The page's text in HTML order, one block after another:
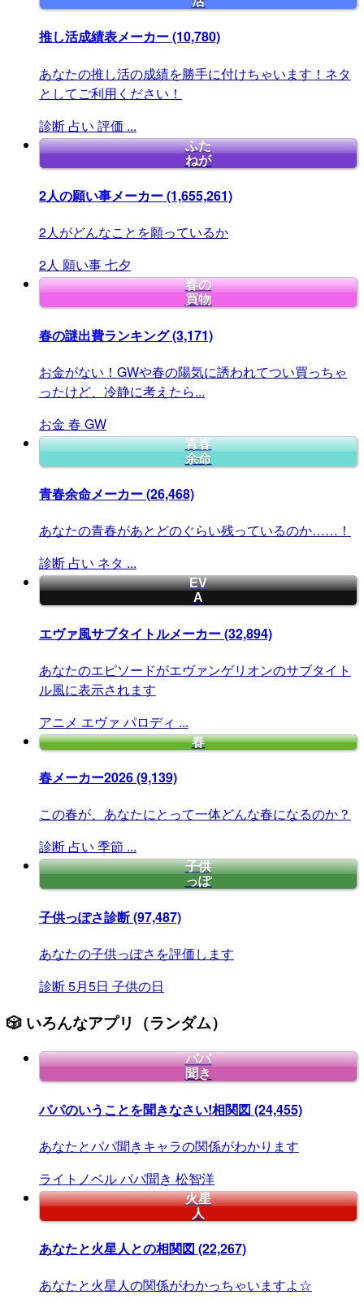
推し活成績表メーカー(10,780)
あなたの推し活の成績を勝手に付けちゃいます！ネタ
としてご利用ください！
診断 占い 評価 ...
ふた
ねが
2人の願い事メーカー(1,655,261)
2人がどんなことを願っているか
2人 願い事七夕
春の
買物
春の謎出費ランキング(3,171)
お金がない！GWや春の陽気に誘われてつい買っちゃ
ったけど、冷静に考えたら...
お金 春 GW
青春
余命
青春余命メーカー(26,468)
あなたの青春があとどのぐらい残っているのか……！
診断 占い ネタ ...
EV
A
エヴァ風サブタイトルメーカー(32,894)
あなたのエピソードがエヴァンゲリオンのサブタイト
ル風に表示されます
アニメ エヴァ パロディ ...
春
春メーカー2026(9,139)
この春が、あなたにとって一体どんな春になるのか？
診断 占い 季節 ...
子供
っぽ
子供っぽさ診断(97,487)
あなたの子供っぽさを評価します
診断5月5日 子供の日
🎲 いろんなアプリ（ランダム）
パパ
聞き
パパのいうことを聞きなさい!相関図 (24,455)
あなたとパパ聞きキャラの関係がわかります
ライトノベルパパ聞き 松智洋
火星
人
あなたと火星人との相関図 (22,267)
あなたと火星人の関係がわかっちゃいますよ☆